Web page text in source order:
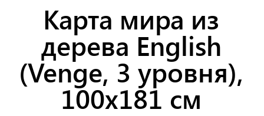
Карта мира из
дерева English
(Venge, 3 уровня),
100х181 см